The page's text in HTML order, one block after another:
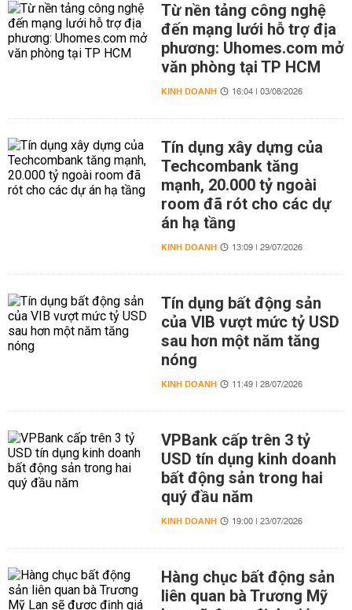
Từ nền tảng công nghệ
đến mạng lưới hỗ trợ địa
phương: Uhomes.com mở
văn phòng tại TP HCM
KINH DOANH 16:04 | 03/08/2026
Tín dụng xây dựng của
Techcombank tăng
mạnh, 20.000 tỷ ngoài
room đã rót cho các dự
án hạ tầng
KINH DOANH 13:09 | 29/07/2026
Tín dụng bất động sản
của VIB vượt mức tỷ USD
sau hơn một năm tăng
nóng
KINH DOANH 11:49 | 28/07/2026
VPBank cấp trên 3 tỷ
USD tín dụng kinh doanh
bất động sản trong hai
quý đầu năm
KINH DOANH 19:00 | 23/07/2026
Hàng chục bất động sản
liên quan bà Trương Mỹ